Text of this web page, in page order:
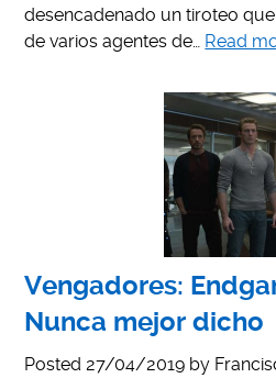
desencadenado un tiroteo
de varios agentes de… Read
Vengadores:
Nunca mejor dicho
Posted 27/04/2019 by